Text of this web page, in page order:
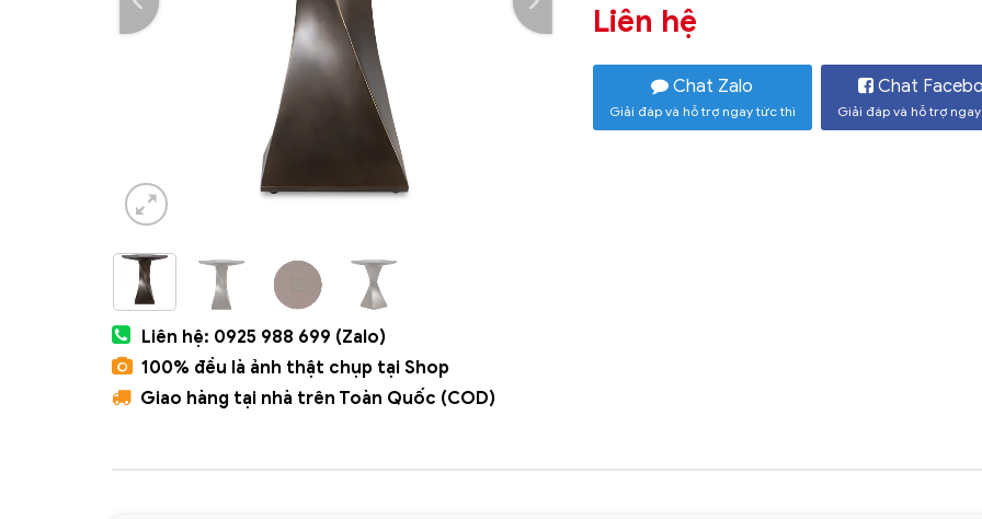
Liên hệ: 0925 988 699 (Zalo)
100% đều là ảnh thật chụp tại Shop
Giao hàng tại nhà trên Toàn Quốc (COD)
Liên hệ
Chat Zalo
Giải đáp và hỗ trợ ngay tức thì
Chat
Giải đáp và hỗ trợ